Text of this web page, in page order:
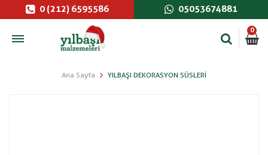
0 (212) 6595586 05053674881
0
Ana Sayfa YILBAŞI DEKORASYON SÜSLERI